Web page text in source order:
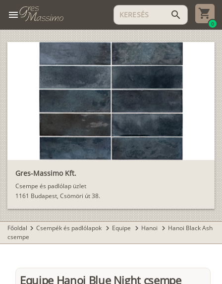
menu search
0
Gres-Massimo Kft.
Csempe és padlólap üzlet
1161 Budapest, Csömöri út 38.
Főoldal chevron_right Csempék és padlólapok chevron_right Equipe chevron_right Hanoi chevron_right Hanoi Black Ash
csempe
Equipe Hanoi Blue Night csempe